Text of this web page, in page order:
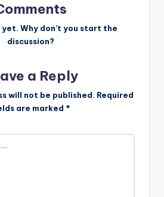
yet. Why don’t you start the
discussion?
a Reply
will not be published. Required
are marked *